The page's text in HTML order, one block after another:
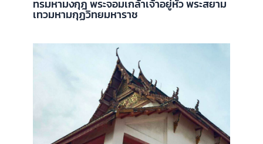
ทรมหามงกุฎ พระจอมเกล้าเจ้าอยู่หัว พระสยาม
เทวมหามกุฏวิทยมหาราช